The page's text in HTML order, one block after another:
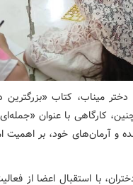
میناب، کتاب
کارگاهی با عنوان «جمله‌ای
و آرمان‌های خود، بر اهمیت
با استقبال اعضا از